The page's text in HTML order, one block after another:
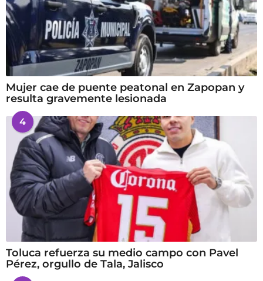
Mujer cae de puente peatonal en Zapopan y
resulta gravemente lesionada
4
Toluca refuerza su medio campo con Pavel
Pérez, orgullo de Tala, Jalisco